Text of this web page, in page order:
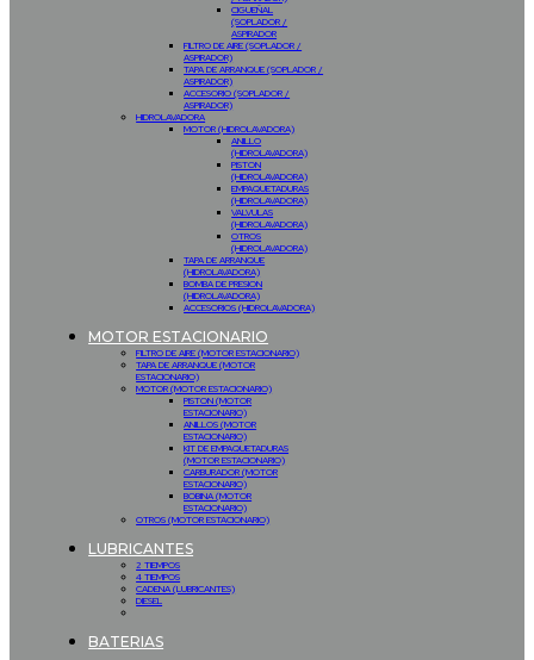
CIGUEÑAL
(SOPLADOR /
ASPIRADOR
FILTRO DE AIRE (SOPLADOR /
ASPIRADOR)
TAPA DE ARRANQUE (SOPLADOR /
ASPIRADOR)
ACCESORIO (SOPLADOR /
ASPIRADOR)
HIDROLAVADORA
MOTOR (HIDROLAVADORA)
ANILLO
(HIDROLAVADORA)
PISTON
(HIDROLAVADORA)
EMPAQUETADURAS
(HIDROLAVADORA)
VALVULAS
(HIDROLAVADORA)
OTROS
(HIDROLAVADORA)
TAPA DE ARRANQUE
(HIDROLAVADORA)
BOMBA DE PRESION
(HIDROLAVADORA)
ACCESORIOS (HIDROLAVADORA)
MOTOR ESTACIONARIO
FILTRO DE AIRE (MOTOR ESTACIONARIO)
TAPA DE ARRANQUE (MOTOR
ESTACIONARIO)
MOTOR (MOTOR ESTACIONARIO)
PISTON (MOTOR
ESTACIONARIO)
ANILLOS (MOTOR
ESTACIONARIO)
KIT DE EMPAQUETADURAS
(MOTOR ESTACIONARIO)
CARBURADOR (MOTOR
ESTACIONARIO)
BOBINA (MOTOR
ESTACIONARIO)
OTROS (MOTOR ESTACIONARIO)
LUBRICANTES
2 TIEMPOS
4 TIEMPOS
CADENA (LUBRICANTES)
DIESEL
BATERIAS